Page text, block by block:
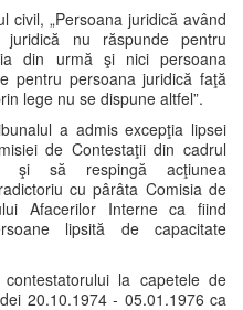
„Persoana juridică având
nu răspunde pentru
din urmă şi nici persoana
pentru persoana juridică faţă
lege nu se dispune altfel”.
a admis excepţia lipsei
de Contestaţii din cadrul
şi să respingă acţiunea
cu pârâta Comisia de
Afacerilor Interne ca fiind
lipsită de capacitate
la capetele de
20.10.1974 - 05.01.1976 ca